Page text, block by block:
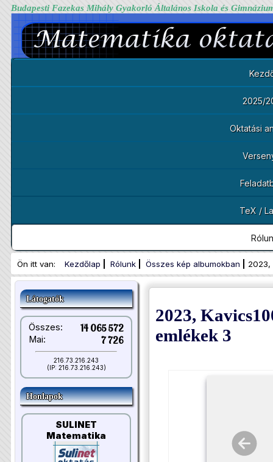
Budapesti Fazekas Mihály Gyakorló Általános Iskola és
2025/
Oktatási
TeX /
Ön itt van: Kezdőlap Rólunk Összes kép albumokban 2023,
Látogatók
Összes: 14 065 572
Mai: 7 726
216.73.216.243
(IP: 216.73.216.243)
Honlapok
SULINET
Matematika
2023,
emlékek 3